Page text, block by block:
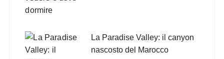
La Paradise Valley: il canyon
nascosto del Marocco